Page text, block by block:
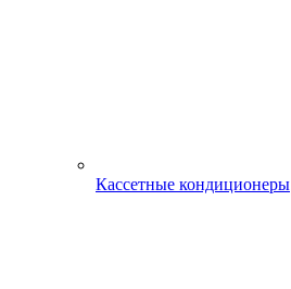
Кассетные кондиционеры